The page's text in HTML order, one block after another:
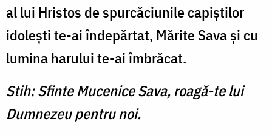
al lui Hristos de spurcăciunile capiştilor
idoleşti te-ai îndepărtat, Mărite Sava şi cu
lumina harului te-ai îmbrăcat.
Stih: Sfinte Mucenice Sava, roagă-te lui
Dumnezeu pentru noi.